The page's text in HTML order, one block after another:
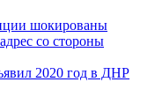
шокированы
со стороны
2020 год в ДНР